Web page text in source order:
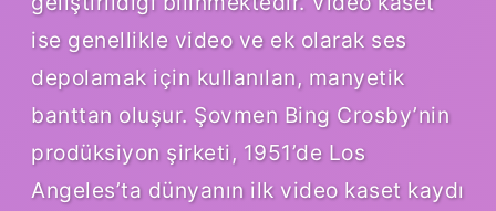
ise genellikle video ve ek olarak ses
depolamak için kullanılan, manyetik
banttan oluşur. Şovmen Bing Crosby’nin
prodüksiyon şirketi, 1951’de Los
Angeles’ta dünyanın ilk video kaset kaydı